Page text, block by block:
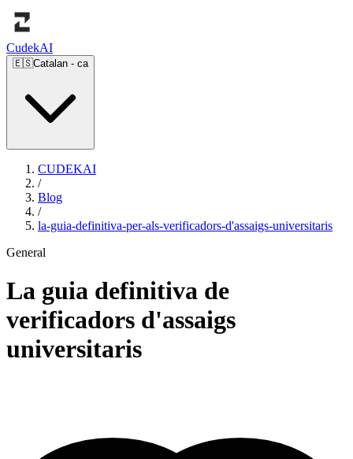
CudekAI
🇪🇸Catalan - ca
CUDEKAI
/
Blog
/
la-guia-definitiva-per-als-verificadors-d'assaigs-universitaris
General
La guia definitiva de
verificadors d'assaigs
universitaris